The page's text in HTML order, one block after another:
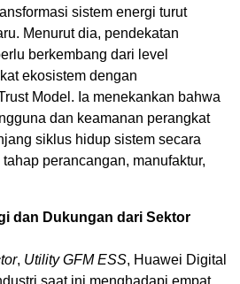
sistem energi turut
Menurut dia, pendekatan
berkembang dari level
ekosistem dengan
Model. Ia menekankan bahwa
dan keamanan perangkat
siklus hidup sistem secara
perancangan, manufaktur,
dan Dukungan dari Sektor
, Utility GFM ESS, Huawei Digital
saat ini menghadapi empat